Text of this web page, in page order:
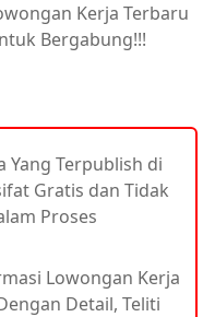
Kerja Terbaru
Bergabung!!!
Yang Terpublish di
Gratis dan Tidak
Proses
Lowongan Kerja
Detail, Teliti